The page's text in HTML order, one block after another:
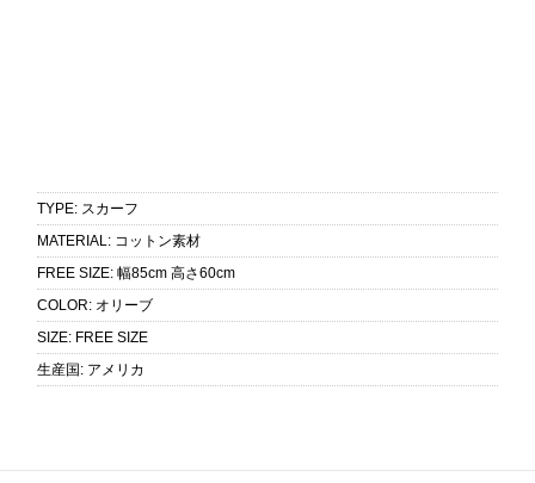
TYPE: スカーフ
MATERIAL: コットン素材
FREE SIZE: 幅85cm 高さ60cm
COLOR: オリーブ
SIZE: FREE SIZE
生産国 : アメリカ